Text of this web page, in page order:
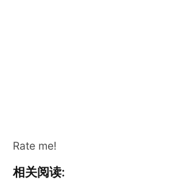
Rate me!
相关阅读: